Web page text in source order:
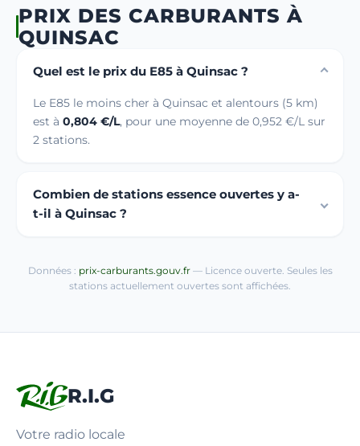
PRIX DES CARBURANTS À
QUINSAC
Quel est le prix du E85 à Quinsac ?
Le E85 le moins cher à Quinsac et alentours (5 km)
est à 0,804 €/L, pour une moyenne de 0,952 €/L sur
2 stations.
Combien de stations essence ouvertes y a-
t-il à Quinsac ?
Données : prix-carburants.gouv.fr— Licence ouverte. Seules les
stations actuellement ouvertes sont affichées.
R.I.G
Votre radio locale